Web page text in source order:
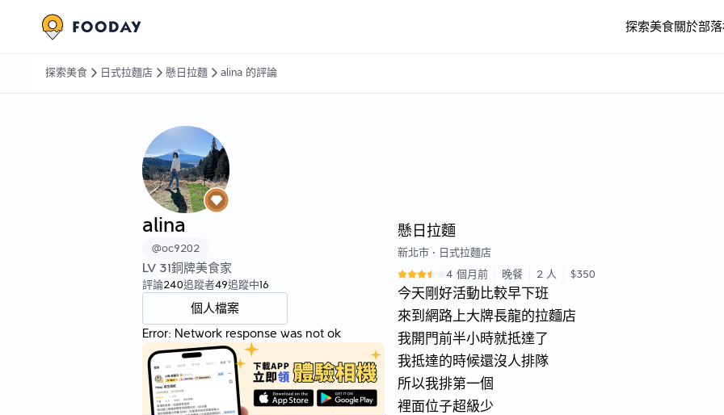
探索美食關於部
探索美食 日式拉麵店 懸日拉麵 alina 的評論
alina
@oc9202
LV 31銅牌美食家
評論240追蹤者49追蹤中16
個人檔案
Error: Network response was not ok
懸日拉麵
新北市 • 日式拉麵店
4 個月前
晚餐 2 人 $350
今天剛好活動比較早下班
來到網路上大牌長龍的拉麵店
我開門前半小時就抵達了
我抵達的時候還沒人排隊
所以我排第一個
裡面位子超級少